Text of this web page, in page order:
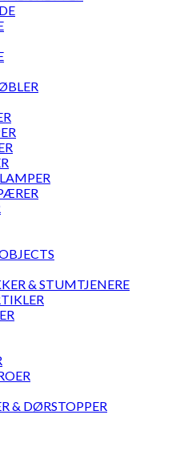
& STUMTJENERE
& DØRSTOPPER